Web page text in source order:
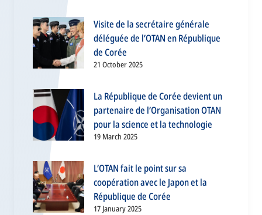
Visite de la secrétaire générale
déléguée de l’OTAN en République
de Corée
21 October 2025
La République de Corée devient un
partenaire de l’Organisation OTAN
pour la science et la technologie
19 March 2025
L’OTAN fait le point sur sa
coopération avec le Japon et la
République de Corée
17 January 2025